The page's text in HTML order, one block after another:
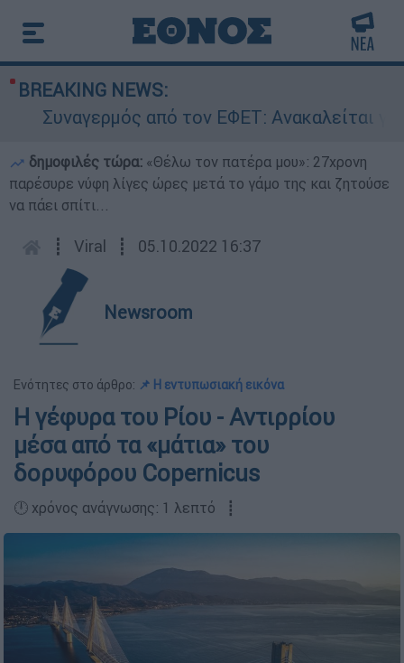
BREAKING NEWS:
Συναγερμός από τον ΕΦΕΤ: Ανακαλείται
δημοφιλές τώρα: «Θέλω τον πατέρα μου»: 27χρονη
παρέσυρε νύφη λίγες ώρες μετά το γάμο της και ζητούσε
να πάει σπίτι...
┋ Viral ┋ 05.10.2022 16:37
Newsroom
Ενότητες στο άρθρο: 📌 Η εντυπωσιακή εικόνα
Η γέφυρα του Ρίου - Αντιρρίου
μέσα από τα «μάτια» του
δορυφόρου Copernicus
🕛 χρόνος ανάγνωσης: 1 λεπτό ┋